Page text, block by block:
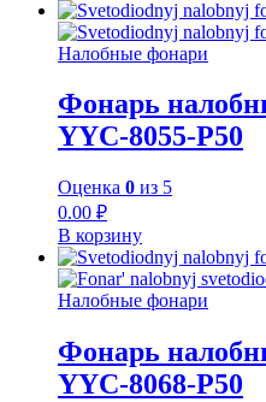
Налобные фонари
Фонарь
YYC-8055-P50
Оценка 0 из 5
0.00 ₽
В корзину
Налобные фонари
Фонарь
YYC-8068-P50